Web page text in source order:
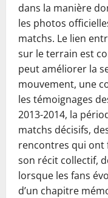
dans la manière
les photos
matchs. Le lien
sur le terrain est
peut améliorer la
mouvement, une
les témoignages
2013-2014, la
matchs décisifs,
rencontres qui ont
son récit collectif,
lorsque les fans
d’un chapitre